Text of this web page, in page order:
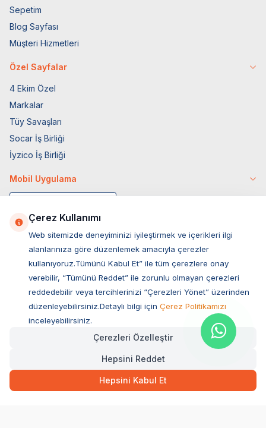
Sepetim
Blog Sayfası
Müşteri Hizmetleri
Özel Sayfalar
4 Ekim Özel
Markalar
Tüy Savaşları
Socar İş Birliği
İyzico İş Birliği
Mobil Uygulama
Müşteri Hizmetleri
Sıkça Sorulan Sorular
Ovacık Mah. Hacıoğlu Sok. No:13 Başiskele / KOCAELİ
Müşteri Destek Hattı
Çerez Kullanımı
Web sitemizde deneyiminizi iyileştirmek ve içerikleri ilgi
alanlarınıza göre düzenlemek amacıyla çerezler
kullanıyoruz.Tümünü Kabul Et” ile tüm çerezlere onay
verebilir, “Tümünü Reddet” ile zorunlu olmayan çerezleri
reddedebilir veya tercihlerinizi “Çerezleri Yönet” üzerinden
düzenleyebilirsiniz.Detaylı bilgi için Çerez Politikamızı
inceleyebilirsiniz.
Çerezleri Özelleştir
Hepsini Reddet
Hepsini Kabul Et